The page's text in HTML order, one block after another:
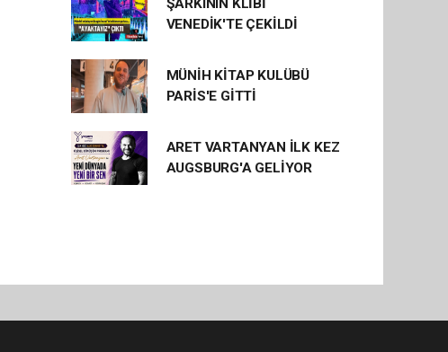
ŞARKININ KLİBİ
VENEDİK'TE ÇEKİLDİ
MÜNİH KİTAP KULÜBÜ
PARİS'E GİTTİ
ARET VARTANYAN İLK KEZ
AUGSBURG'A GELİYOR